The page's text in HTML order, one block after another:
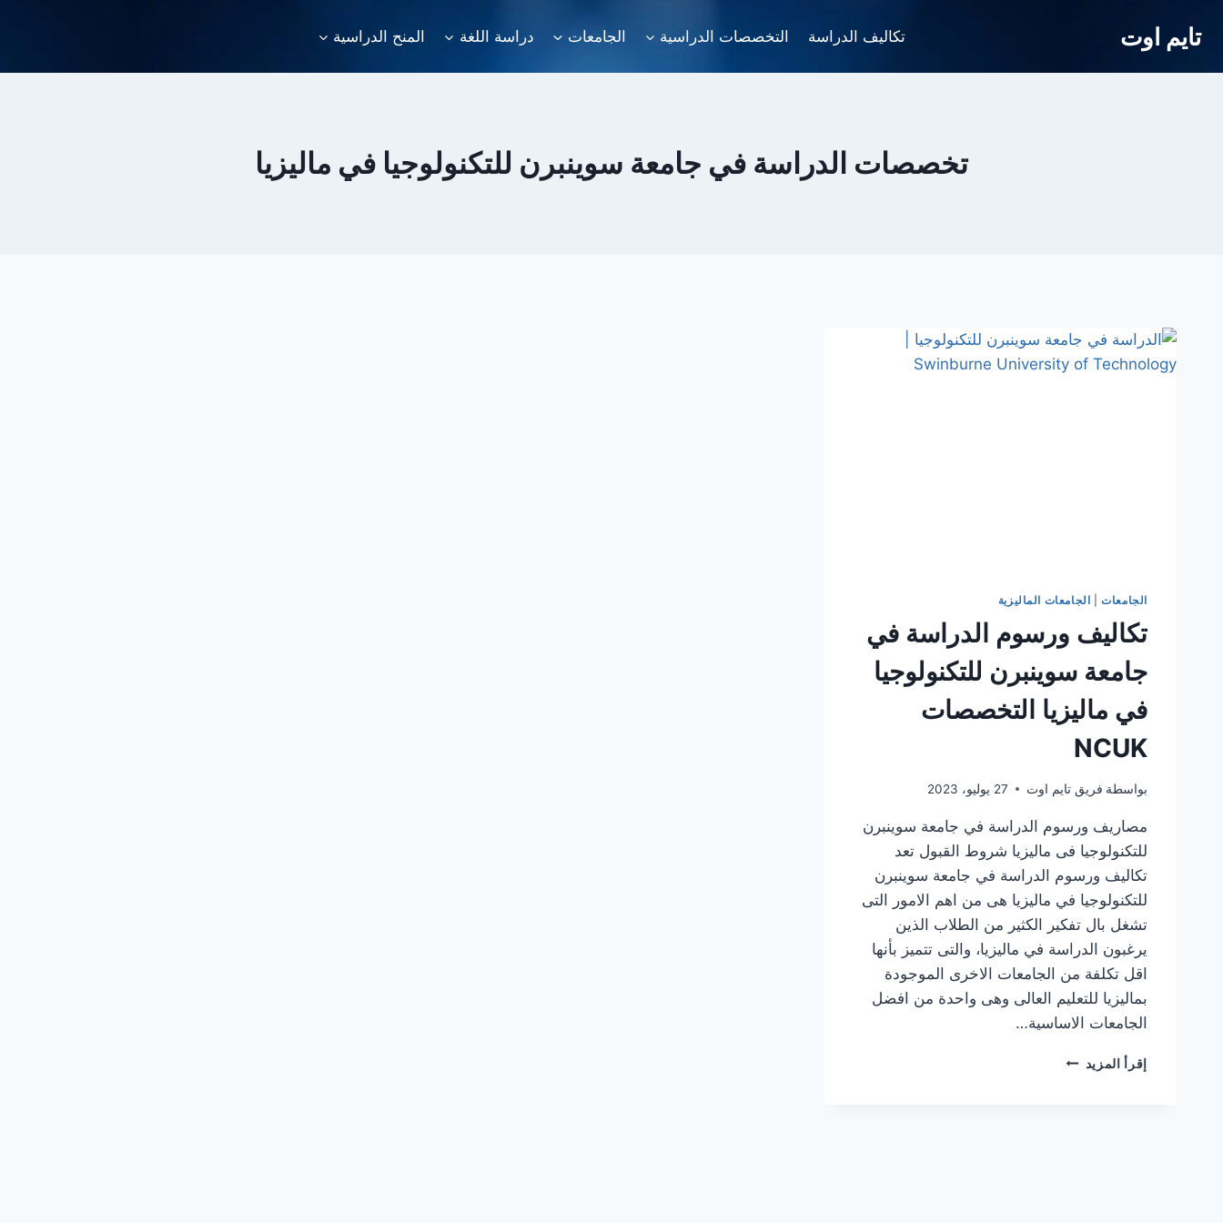
تايم اوت تكاليف الدراسة التخصصات الدراسية الجامعات دراسة اللغة المنح الدراسية
تخصصات الدراسة في جامعة سوينبرن للتكنولوجيا في ماليزيا
الجامعات| الجامعات الماليزية
تكاليف ورسوم الدراسة في
جامعة سوينبرن للتكنولوجيا
في ماليزيا التخصصات
NCUK
بواسطة فريق تايم اوت 27 يوليو، 2023
مصاريف ورسوم الدراسة في جامعة سوينبرن
للتكنولوجيا فى ماليزيا شروط القبول تعد
تكاليف ورسوم الدراسة في جامعة سوينبرن
للتكنولوجيا في ماليزيا هى من اهم الامور التى
تشغل بال تفكير الكثير من الطلاب الذين
يرغبون الدراسة في ماليزيا، والتى تتميز بأنها
اقل تكلفة من الجامعات الاخرى الموجودة
بماليزيا للتعليم العالى وهى واحدة من افضل
الجامعات الاساسية…
إقرأ المزيد تكاليف